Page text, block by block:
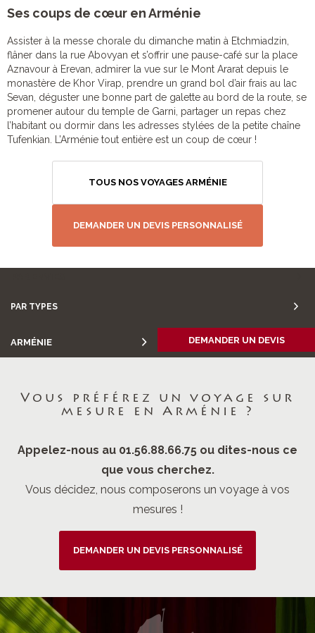
Ses coups de cœur en Arménie
Assister à la messe chorale du dimanche matin à Etchmiadzin,
flâner dans la rue Abovyan et s’offrir une pause-café sur la place
Aznavour à Erevan, admirer la vue sur le Mont Ararat depuis le
monastère de Khor Virap, prendre un grand bol d’air frais au lac
Sevan, déguster une bonne part de galette au bord de la route, se
promener autour du temple de Garni, partager un repas chez
l’habitant ou dormir dans les adresses stylées de la petite chaîne
Tufenkian. L’Arménie tout entière est un coup de cœur !
TOUS NOS VOYAGES ARMÉNIE
DEMANDER UN DEVIS PERSONNALISÉ
PAR TYPES
ARMÉNIE DEMANDER UN DEVIS
Vous préférez un voyage sur
mesure en Arménie ?
Appelez-nous au 01.56.88.66.75 ou dites-nous ce
que vous cherchez.
Vous décidez, nous composerons un voyage à vos
mesures !
DEMANDER UN DEVIS PERSONNALISÉ